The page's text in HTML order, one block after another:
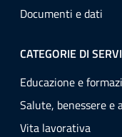
Documenti e dati
CATEGORIE DI
Educazione e
Salute, benessere e
Vita lavorativa